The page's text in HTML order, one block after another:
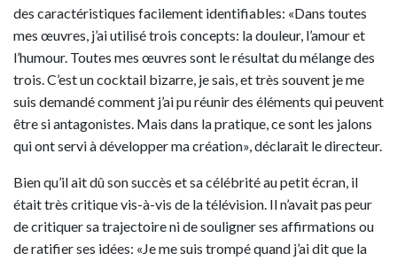
des caractéristiques facilement identifiables: «Dans toutes
mes œuvres, j’ai utilisé trois concepts: la douleur, l’amour et
l’humour. Toutes mes œuvres sont le résultat du mélange des
trois. C’est un cocktail bizarre, je sais, et très souvent je me
suis demandé comment j’ai pu réunir des éléments qui peuvent
être si antagonistes. Mais dans la pratique, ce sont les jalons
qui ont servi à développer ma création», déclarait le directeur.
Bien qu’il ait dû son succès et sa célébrité au petit écran, il
était très critique vis-à-vis de la télévision. Il n’avait pas peur
de critiquer sa trajectoire ni de souligner ses affirmations ou
de ratifier ses idées: «Je me suis trompé quand j’ai dit que la